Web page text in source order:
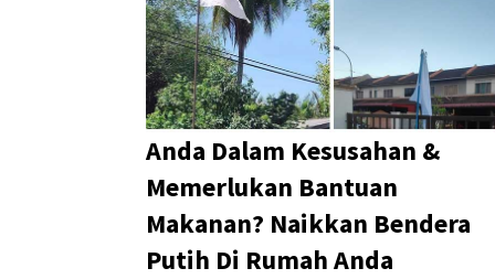
Anda Dalam Kesusahan &
Memerlukan Bantuan
Makanan? Naikkan Bendera
Putih Di Rumah Anda